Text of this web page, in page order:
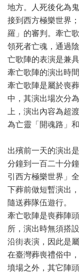
地方。人死後化為
接到西方極樂世界
羅」的審判。牽亡
領死者亡魂，通過
亡歌陣的表演是兼
牽亡歌陣的演出時
牽亡歌陣是屬於喪
中，其演出場次分
上，演出內容為超
為亡靈「開魂路」和
出殯前一天的演出
分鐘到一百二十分
引西方極樂世界」
下葬前做短暫演出
隨送葬隊伍遊行。
牽亡歌陣是喪葬陣
所，演出時無須搭
沿街表演，因此是
在臺灣葬喪禮俗中
墳場之外，其它陣